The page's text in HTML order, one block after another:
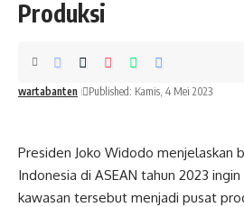
Produksi
wartabanten Published: Kamis, 4 Mei 2023
Presiden Joko Widodo menjelaskan
Indonesia di ASEAN tahun 2023
kawasan tersebut menjadi pusat